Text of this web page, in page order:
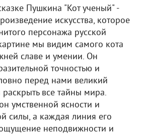
Пушкина "Кот ученый" -
искусства, которое
персонажа русской
мы видим самого кота
славе и умении. Он
точностью и
перед нами великий
все тайны мира.
умственной ясности и
силы, а каждая линия его
неподвижности и